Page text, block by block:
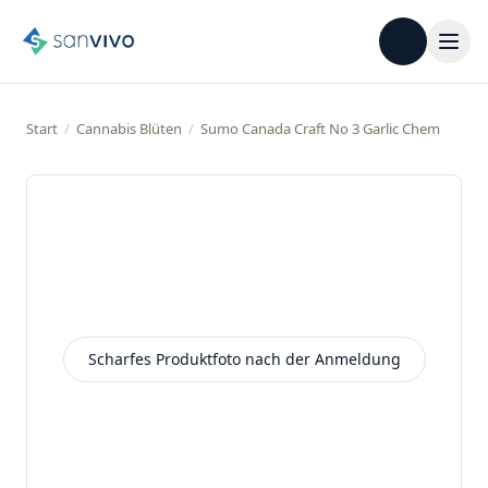
Start / Cannabis Blüten / Sumo Canada Craft No 3 Garlic Chem
Scharfes Produktfoto nach der Anmeldung